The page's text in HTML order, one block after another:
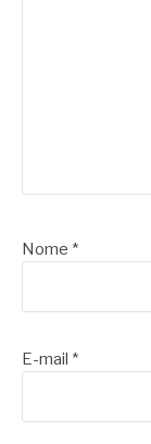
Nome *
E-mail *